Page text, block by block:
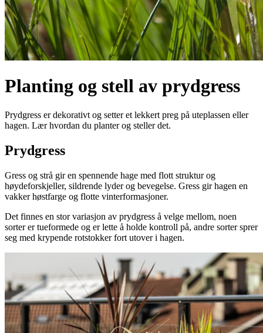
Planting og stell av prydgress
Prydgress er dekorativt og setter et lekkert preg på uteplassen eller
hagen. Lær hvordan du planter og steller det.
Prydgress
Gress og strå gir en spennende hage med flott struktur og
høydeforskjeller, sildrende lyder og bevegelse. Gress gir hagen en
vakker høstfarge og flotte vinterformasjoner.
Det finnes en stor variasjon av prydgress å velge mellom, noen
sorter er tueformede og er lette å holde kontroll på, andre sorter sprer
seg med krypende rotstokker fort utover i hagen.